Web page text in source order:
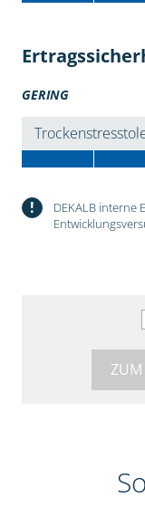
GERING
!
DEKALB interne
ZUM